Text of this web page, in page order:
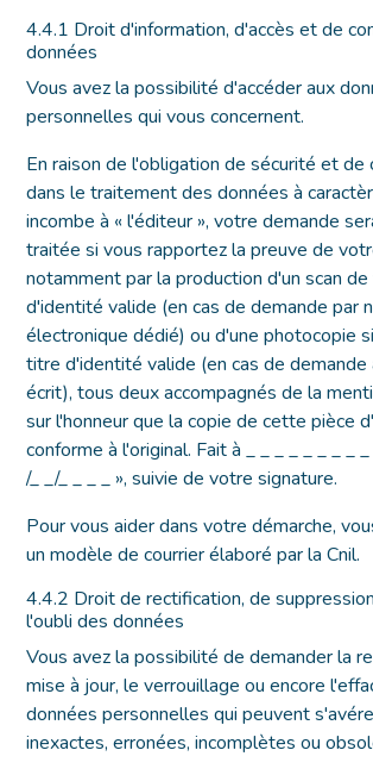
4.4.1 Droit d'information, d'accès et de
données
Vous avez la possibilité d'accéder aux
personnelles qui vous concernent.
En raison de l'obligation de sécurité et
dans le traitement des données à
incombe à « l'éditeur », votre demande
traitée si vous rapportez la preuve de
notamment par la production d'un scan
d'identité valide (en cas de demande par
électronique dédié) ou d'une photocopie
titre d'identité valide (en cas de demande
écrit), tous deux accompagnés de la
sur l'honneur que la copie de cette pièce
conforme à l'original. Fait à _ _ _ _ _ _ _ _
/_ _/_ _ _ _ », suivie de votre signature.
Pour vous aider dans votre démarche,
un modèle de courrier élaboré par la Cnil.
4.4.2 Droit de rectification, de
l'oubli des données
Vous avez la possibilité de demander la
mise à jour, le verrouillage ou encore
données personnelles qui peuvent
inexactes, erronées, incomplètes ou